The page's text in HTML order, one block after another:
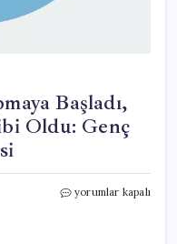
Başladı,
Oldu: Genç
18
yorumlar kapalı